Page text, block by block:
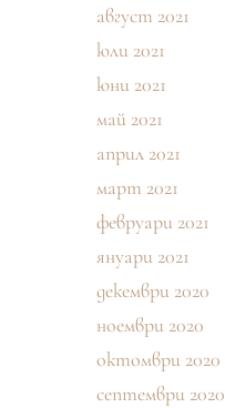
август 2021
юли 2021
юни 2021
май 2021
април 2021
март 2021
февруари 2021
януари 2021
декември 2020
ноември 2020
октомври 2020
септември 2020